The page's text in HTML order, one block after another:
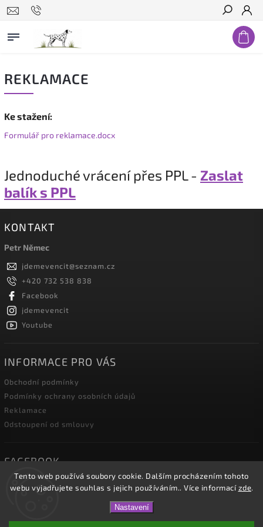
Tento web používá soubory cookie. Dalším procházením tohoto
webu vyjadřujete souhlas s jejich používáním.. Více informacízde.
Nastavení
Hledat
REKLAMACE
Ke stažení:
Formulář pro reklamace.docx
Jednoduché vrácení přes PPL - Zaslat
balík s PPL
KONTAKT
Petr Němec
jdemevencit@seznam.cz
+420 732 538 838
Facebook
jdemevencit
Youtube
INFORMACE PRO VÁS
Obchodní podmínky
Podmínky ochrany osobních údajů
Reklamace
Odstoupení od smlouvy
FACEBOOK
JDEME VENČIT.cz. Všechna práva vyhrazena.